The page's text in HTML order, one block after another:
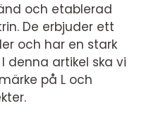
och etablerad
De erbjuder ett
och har en stark
denna artikel ska vi
på L och